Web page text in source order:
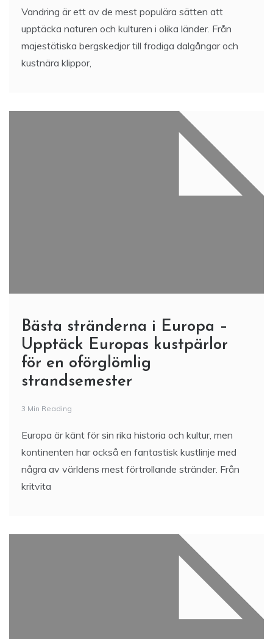
Vandring är ett av de mest populära sätten att
upptäcka naturen och kulturen i olika länder. Från
majestätiska bergskedjor till frodiga dalgångar och
kustnära klippor,
Bästa stränderna i Europa –
Upptäck Europas kustpärlor
för en oförglömlig
strandsemester
3 Min Reading
Europa är känt för sin rika historia och kultur, men
kontinenten har också en fantastisk kustlinje med
några av världens mest förtrollande stränder. Från
kritvita